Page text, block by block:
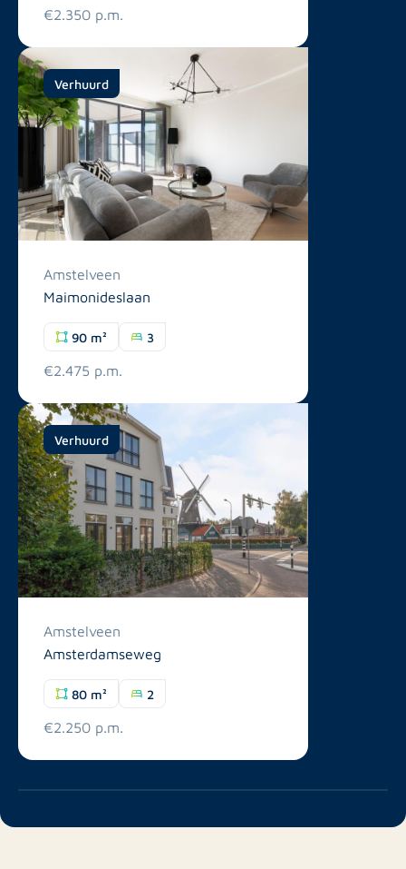
€2.350 p.m.
Verhuurd
Amstelveen
Maimonideslaan
90 m² 3
€2.475 p.m.
Verhuurd
Amstelveen
Amsterdamseweg
80 m² 2
€2.250 p.m.